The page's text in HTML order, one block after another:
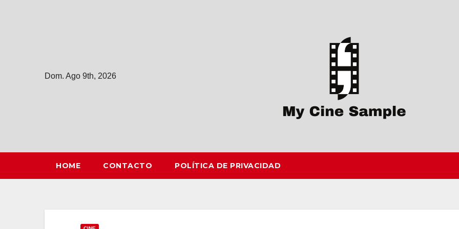
Dom. Ago 9th, 2026
HOME CONTACTO POLÍTICA DE PRIVACIDAD